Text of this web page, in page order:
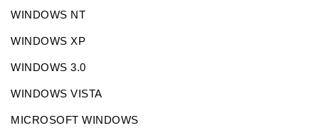
WINDOWS NT
WINDOWS XP
WINDOWS 3.0
WINDOWS VISTA
MICROSOFT WINDOWS